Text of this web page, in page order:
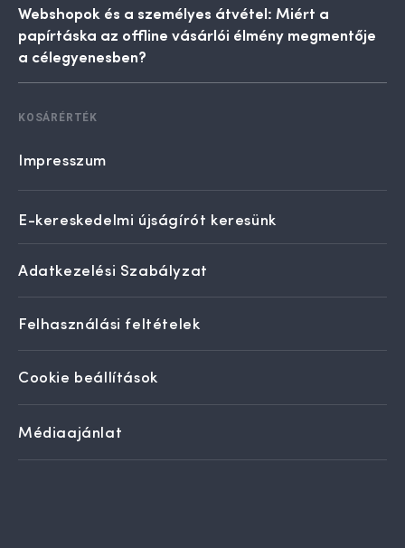
Webshopok és a személyes átvétel: Miért a
papírtáska az offline vásárlói élmény megmentője
a célegyenesben?
KOSÁRÉRTÉK
Impresszum
E-kereskedelmi újságírót keresünk
Adatkezelési Szabályzat
Felhasználási feltételek
Cookie beállítások
Médiaajánlat